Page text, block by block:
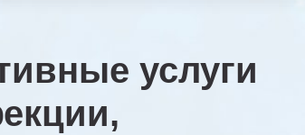
услуги